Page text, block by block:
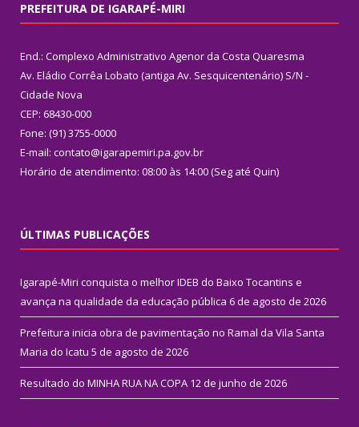
PREFEITURA DE IGARAPÉ-MIRI
End.: Complexo Administrativo Agenor da Costa Quaresma
Av. Eládio Corrêa Lobato (antiga Av. Sesquicentenário) S/N -
Cidade Nova
CEP: 68430-000
Fone: (91) 3755-0000
E-mail: contato@igarapemiri.pa.gov.br
Horário de atendimento: 08:00 às 14:00 (Seg até Quin)
ÚLTIMAS PUBLICAÇÕES
Igarapé-Miri conquista o melhor IDEB do Baixo Tocantins e
avança na qualidade da educação pública 6 de agosto de 2026
Prefeitura inicia obra de pavimentação no Ramal da Vila Santa
Maria do Icatu 5 de agosto de 2026
Resultado do MINHA RUA NA COPA 12 de junho de 2026